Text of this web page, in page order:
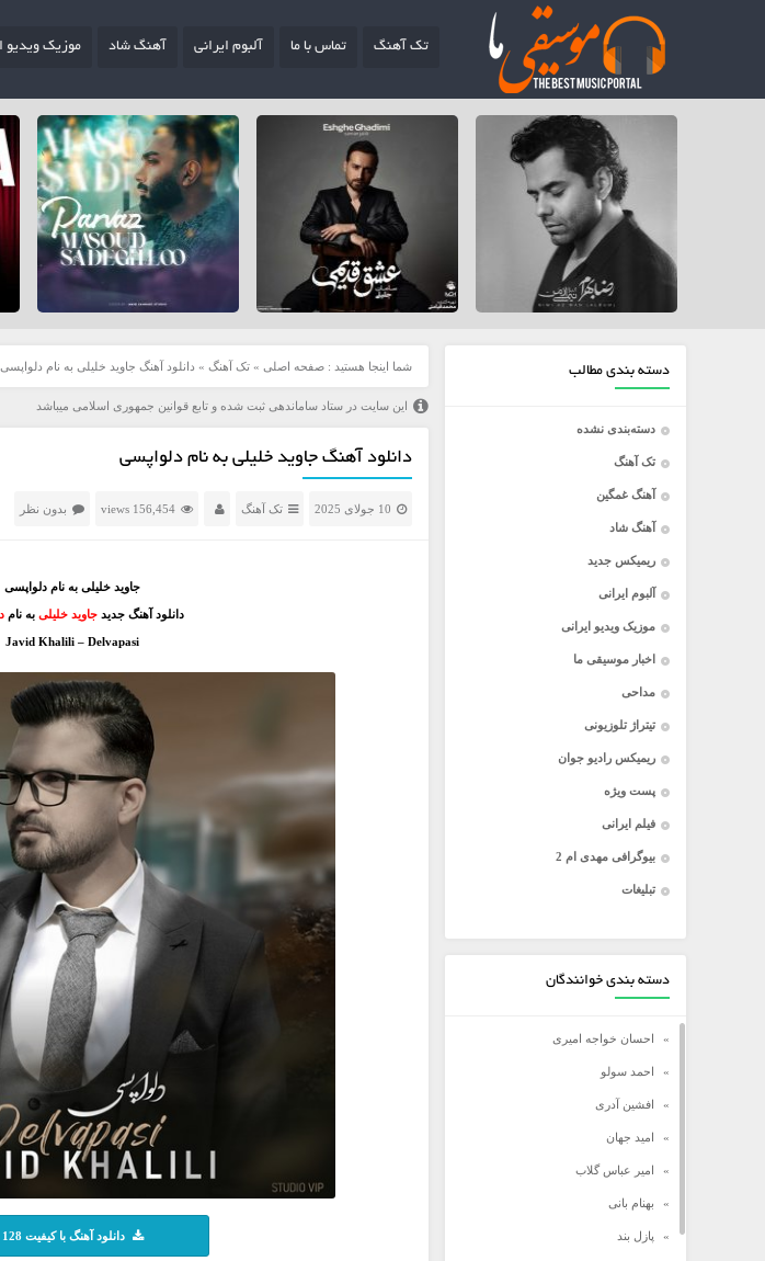
تک آهنگ تماس با ما آلبوم ایرانی آهنگ شاد موزیک ویدیو
دسته بندی مطالب
دسته‌بندی نشده
تک آهنگ
آهنگ غمگین
آهنگ شاد
ریمیکس جدید
آلبوم ایرانی
موزیک ویدیو ایرانی
اخبار موسیقی ما
مداحی
تیتراژ تلوزیونی
ریمیکس رادیو جوان
پست ویژه
فیلم ایرانی
بیوگرافی مهدی ام 2
تبلیغات
دسته بندی خوانندگان
احسان خواجه امیری
احمد سولو
افشین آدری
امید جهان
امیر عباس گلاب
بهنام بانی
پازل بند
شما اینجا هستید : صفحه اصلی » تک آهنگ » دانلود آهنگ جاوید خلیلی به نام دلواپسی
این سایت در ستاد ساماندهی ثبت شده و تابع قوانین جمهوری اسلامی میباشد
دانلود آهنگ جاوید خلیلی به نام دلواپسی
10 جولای 2025 تک آهنگ 156,454 views بدون نظر
جاوید خلیلی به نام دلواپسی
دانلود آهنگ جدید جاوید خلیلی به نام
Javid Khalili – Delvapasi
دانلود آهنگ با کیفیت 128